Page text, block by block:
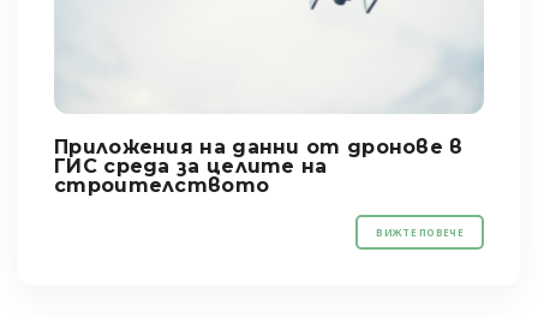
Приложения на данни от дронове в
ГИС среда за целите на
строителството
ВИЖТЕ ПОВЕЧЕ